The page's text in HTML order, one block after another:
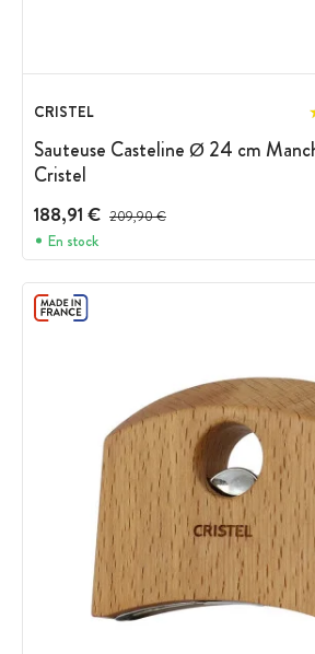
CRISTEL
Sauteuse Casteline Ø 24 cm
Cristel
188,91 € Prix avant réduction :
209,90 €
En stock